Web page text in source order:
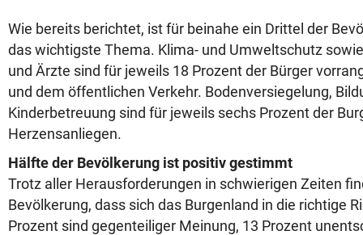
Wie bereits berichtet, ist für beinahe ein Drittel der
das wichtigste Thema. Klima- und Umweltschutz
und Ärzte sind für jeweils 18 Prozent der Bürger
und dem öffentlichen Verkehr. Bodenversiegelung,
Kinderbetreuung sind für jeweils sechs Prozent der
Herzensanliegen.
Hälfte der Bevölkerung ist positiv gestimmt
Trotz aller Herausforderungen in schwierigen Zeiten
Bevölkerung, dass sich das Burgenland in die richtige
Prozent sind gegenteiliger Meinung, 13 Prozent